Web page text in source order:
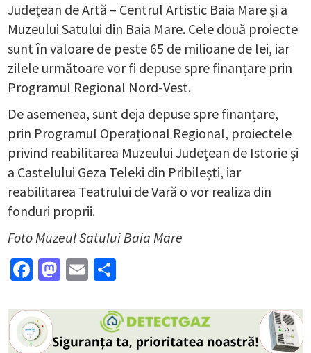
Județean de Artă – Centrul Artistic Baia Mare și a
Muzeului Satului din Baia Mare. Cele două proiecte
sunt în valoare de peste 65 de milioane de lei, iar
zilele următoare vor fi depuse spre finanțare prin
Programul Regional Nord-Vest.
De asemenea, sunt deja depuse spre finanțare,
prin Programul Operațional Regional, proiectele
privind reabilitarea Muzeului Județean de Istorie și
a Castelului Geza Teleki din Pribilești, iar
reabilitarea Teatrului de Vară o vor realiza din
fonduri proprii.
Foto Muzeul Satului Baia Mare
Facebook
Mastodon
Email